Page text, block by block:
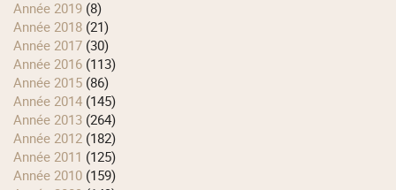
année 2019 (8)
année 2018 (21)
année 2017 (30)
année 2016 (113)
année 2015 (86)
année 2014 (145)
année 2013 (264)
année 2012 (182)
année 2011 (125)
année 2010 (159)